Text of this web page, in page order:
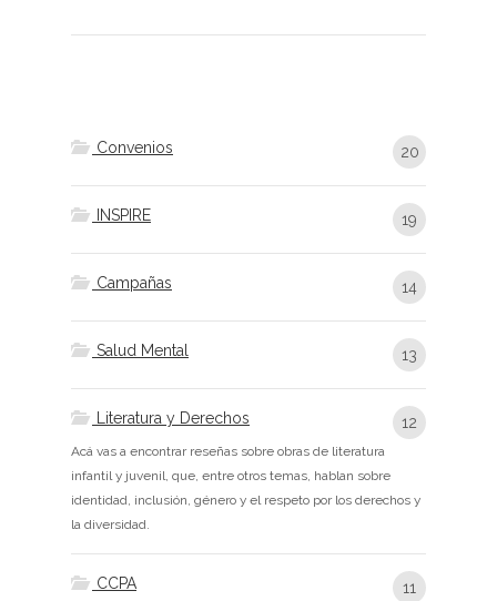
Convenios 20
INSPIRE 19
Campañas 14
Salud Mental 13
Literatura y Derechos 12
Acá vas a encontrar reseñas sobre obras de literatura
infantil y juvenil, que, entre otros temas, hablan sobre
identidad, inclusión, género y el respeto por los derechos y
la diversidad.
CCPA 11